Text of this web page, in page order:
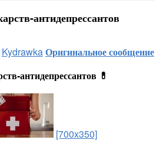
антидепрессантов
KydrawkaОригинальное сообщение
антидепрессантов 💊
[700x350]